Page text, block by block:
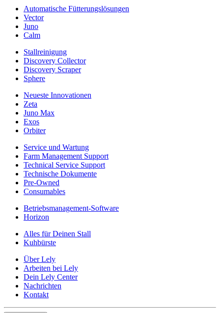
Automatische Fütterungslösungen
Vector
Juno
Calm
Stallreinigung
Discovery Collector
Discovery Scraper
Sphere
Neueste Innovationen
Zeta
Juno Max
Exos
Orbiter
Service und Wartung
Farm Management Support
Technical Service Support
Technische Dokumente
Pre-Owned
Consumables
Betriebsmanagement-Software
Horizon
Alles für Deinen Stall
Kuhbürste
Über Lely
Arbeiten bei Lely
Dein Lely Center
Nachrichten
Kontakt